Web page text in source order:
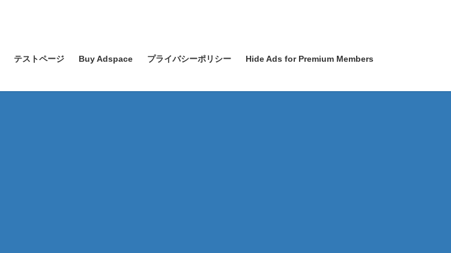
テストページ Buy Adspace プライバシーポリシー Hide Ads for Premium Members